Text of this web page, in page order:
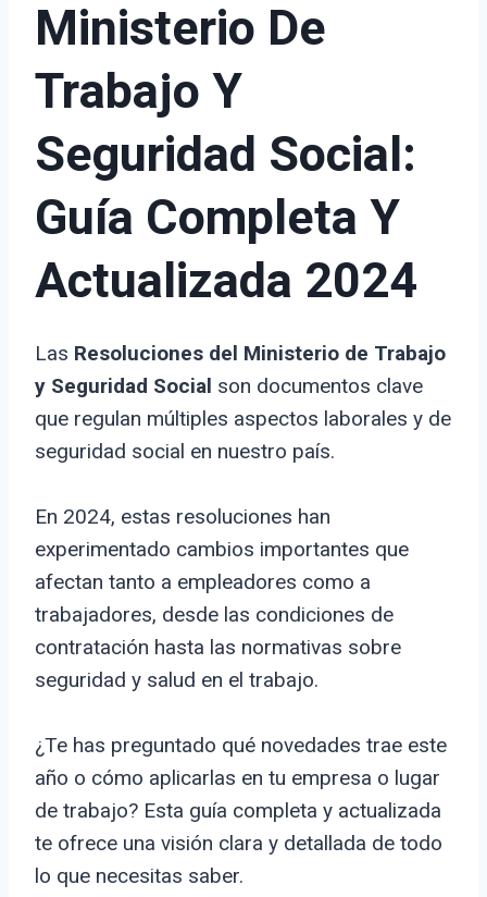
Ministerio De
Trabajo Y
Seguridad Social:
Guía Completa Y
Actualizada 2024
Las Resoluciones del Ministerio de Trabajo
y Seguridad Social son documentos clave
que regulan múltiples aspectos laborales y de
seguridad social en nuestro país.
En 2024, estas resoluciones han
experimentado cambios importantes que
afectan tanto a empleadores como a
trabajadores, desde las condiciones de
contratación hasta las normativas sobre
seguridad y salud en el trabajo.
¿Te has preguntado qué novedades trae este
año o cómo aplicarlas en tu empresa o lugar
de trabajo? Esta guía completa y actualizada
te ofrece una visión clara y detallada de todo
lo que necesitas saber.